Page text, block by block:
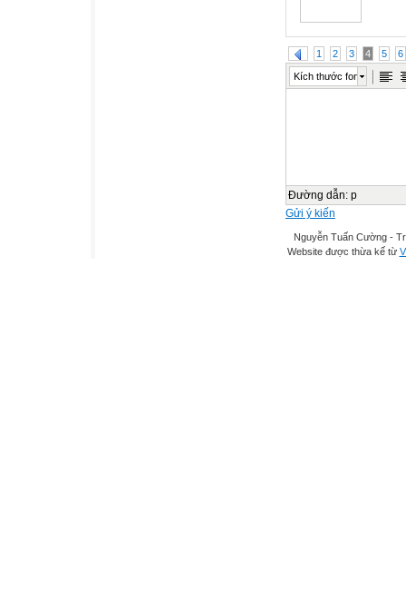
1 2 3 4 5 6
Kích thước font
Đường dẫn: p
Gửi ý kiến
Nguyễn Tuấn Cường -
Website được thừa kế từ